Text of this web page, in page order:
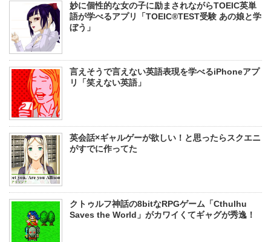
妙に個性的な女の子に励まされながらTOEIC英単
語が学べるアプリ「TOEIC®TEST受験 あの娘と学
ぼう」
言えそうで言えない英語表現を学べるiPhoneアプ
リ「笑えない英語」
英会話×ギャルゲーが欲しい！と思ったらスクエニ
がすでに作ってた
クトゥルフ神話の8bitなRPGゲーム「Cthulhu
Saves the World」がカワイくてギャグが秀逸！